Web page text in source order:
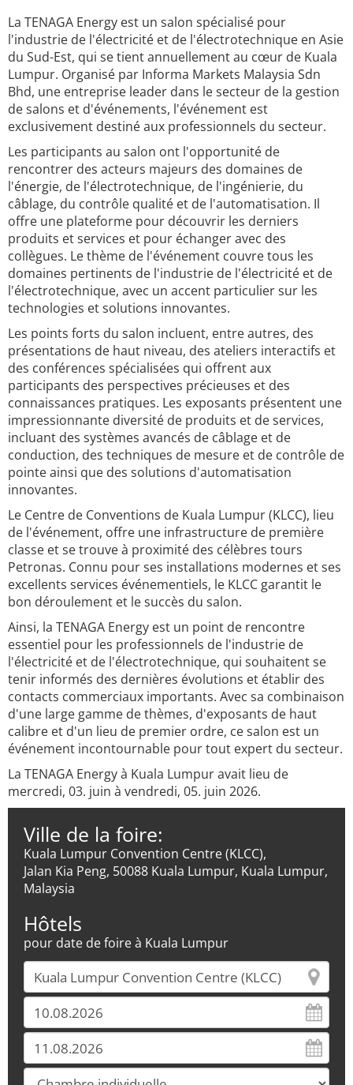
La TENAGA Energy est un salon spécialisé pour
l'industrie de l'électricité et de l'électrotechnique en Asie
du Sud-Est, qui se tient annuellement au cœur de Kuala
Lumpur. Organisé par Informa Markets Malaysia Sdn
Bhd, une entreprise leader dans le secteur de la gestion
de salons et d'événements, l'événement est
exclusivement destiné aux professionnels du secteur.
Les participants au salon ont l'opportunité de
rencontrer des acteurs majeurs des domaines de
l'énergie, de l'électrotechnique, de l'ingénierie, du
câblage, du contrôle qualité et de l'automatisation. Il
offre une plateforme pour découvrir les derniers
produits et services et pour échanger avec des
collègues. Le thème de l'événement couvre tous les
domaines pertinents de l'industrie de l'électricité et de
l'électrotechnique, avec un accent particulier sur les
technologies et solutions innovantes.
Les points forts du salon incluent, entre autres, des
présentations de haut niveau, des ateliers interactifs et
des conférences spécialisées qui offrent aux
participants des perspectives précieuses et des
connaissances pratiques. Les exposants présentent une
impressionnante diversité de produits et de services,
incluant des systèmes avancés de câblage et de
conduction, des techniques de mesure et de contrôle de
pointe ainsi que des solutions d'automatisation
innovantes.
Le Centre de Conventions de Kuala Lumpur (KLCC), lieu
de l'événement, offre une infrastructure de première
classe et se trouve à proximité des célèbres tours
Petronas. Connu pour ses installations modernes et ses
excellents services événementiels, le KLCC garantit le
bon déroulement et le succès du salon.
Ainsi, la TENAGA Energy est un point de rencontre
essentiel pour les professionnels de l'industrie de
l'électricité et de l'électrotechnique, qui souhaitent se
tenir informés des dernières évolutions et établir des
contacts commerciaux importants. Avec sa combinaison
d'une large gamme de thèmes, d'exposants de haut
calibre et d'un lieu de premier ordre, ce salon est un
événement incontournable pour tout expert du secteur.
La TENAGA Energy à Kuala Lumpur avait lieu de
mercredi, 03. juin à vendredi, 05. juin 2026.
Ville de la foire:
Kuala Lumpur Convention Centre (KLCC),
Jalan Kia Peng, 50088 Kuala Lumpur, Kuala Lumpur,
Malaysia
Hôtels
pour date de foire à Kuala Lumpur